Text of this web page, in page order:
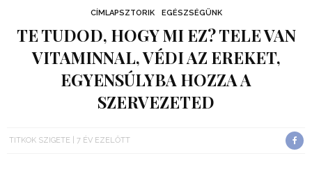
CÍMLAPSZTORIK EGÉSZSÉGÜNK
TE TUDOD, HOGY MI EZ? TELE VAN
VITAMINNAL, VÉDI AZ EREKET,
EGYENSÚLYBA HOZZA A
SZERVEZETED
TITKOK SZIGETE 7 ÉV EZELŐTT